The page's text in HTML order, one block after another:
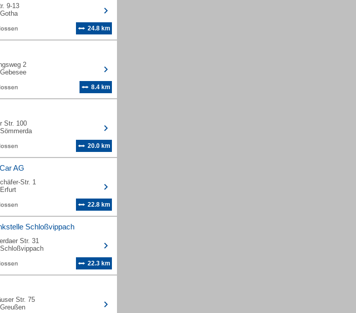
9-13
24.8 km
2
8.4 km
Str. 100
20.0 km
AG
Str. 1
22.8 km
Schloßvippach
Str. 31
22.3 km
Str. 75